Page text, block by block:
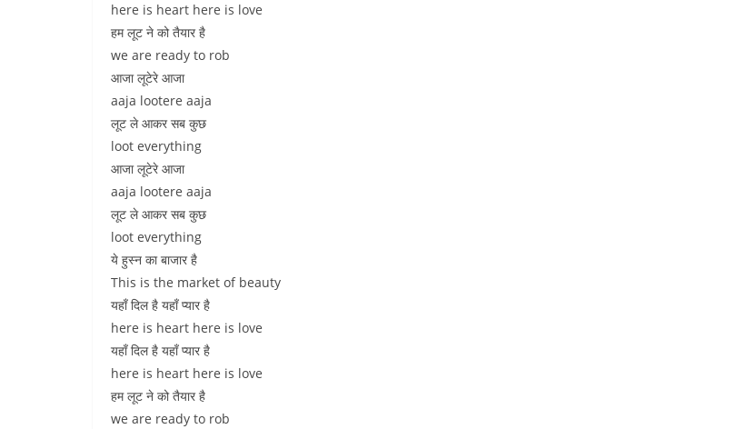
here is heart here is love
हम लूट ने को तैयार है
we are ready to rob
आजा लूटेरे आजा
aaja lootere aaja
लूट ले आकर सब कुछ
loot everything
आजा लूटेरे आजा
aaja lootere aaja
लूट ले आकर सब कुछ
loot everything
ये हुस्न का बाजार है
This is the market of beauty
यहाँ दिल है यहाँ प्यार है
here is heart here is love
यहाँ दिल है यहाँ प्यार है
here is heart here is love
हम लूट ने को तैयार है
we are ready to rob